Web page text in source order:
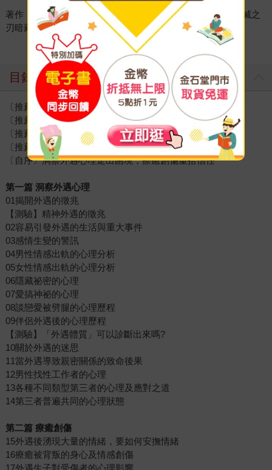
著作：《鍛鍊心理肌力》、《從習慣洞察人心》、《洞察鬼滅之
刃暗藏的心理現象》、《從說話洞察人心》
目錄
〔推薦序〕修復破碎婚姻：外遇後如何重建信任與愛
〔推薦序〕自我定義、自我看待、自我對待
〔推薦序〕願因出軌受苦的臉譜，終能在沉痛裡開出花來
〔推薦序〕當婚姻被外遇撞沉，你需要的心理健康指引
〔自序〕洞察外遇心理走出困境，療癒創傷重拾信任
第一篇 洞察外遇心理
01揭開外遇的徵兆
【測驗】精神外遇的徵兆
02容易引發外遇的生活與重大事件
03感情生變的警訊
04男性情感出軌的心理分析
05女性情感出軌的心理分析
06隱藏祕密的心理
07愛搞神祕的心理
08談戀愛被劈腿的心理歷程
09伴侶外遇後的心理歷程
【測驗】「外遇體質」可以診斷出來嗎?
10關於外遇的迷思
11當外遇導致親密關係的致命後果
12男性找性工作者的心理
13各種不同類型第三者的心理及應對之道
14第三者普遍共同的心理狀態
第二篇 療癒創傷
15外遇後湧現大量的情緒，要如何安撫情緒
16療癒被背叛的身心及情感創傷